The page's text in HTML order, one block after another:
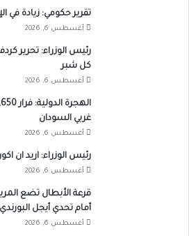
تقرير حكومي: زيادة في
أغسطس 6, 2026
رئيس الوزراء: تحرير
كل شبر
أغسطس 6, 2026
غربي السودان
أغسطس 6, 2026
رئيس الوزراء: اريد ان
أغسطس 6, 2026
قرعة الأبطال تضع
أمام تحدي أيجل البورندي
أغسطس 6, 2026